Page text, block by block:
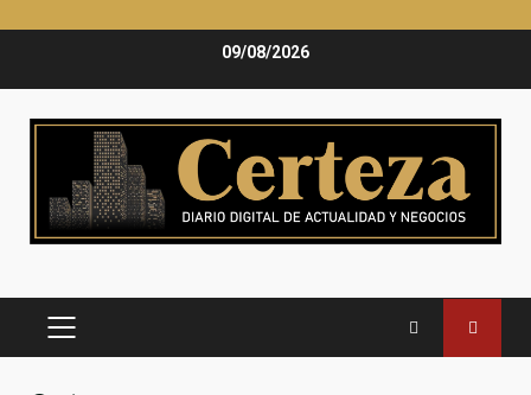
09/08/2026
MENÚ